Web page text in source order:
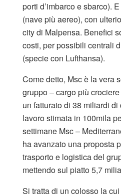
porti d’imbarco e sbarco).
(nave più aereo), con
city di Malpensa. Benefici
costi, per possibili centrali
(specie con Lufthansa).
Come detto, Msc è la vera
gruppo – cargo più
un fatturato di 38 miliardi
lavoro stimata in 100mila
settimane Msc –
ha avanzato una proposta
trasporto e logistica del
mettendo sul piatto 5,7
Si tratta di un colosso la